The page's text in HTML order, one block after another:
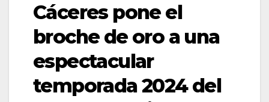
Cáceres pone el
broche de oro a una
espectacular
temporada 2024 del